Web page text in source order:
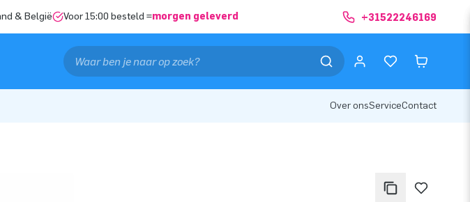
& België Voor 15:00 besteld =morgen geleverd +31522246169
Over onsServiceContact